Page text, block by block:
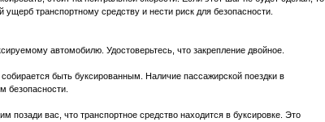
транспортному средству и нести риск для безопасности.
автомобилю. Удостоверьтесь, что закрепление двойное.
быть буксированным. Наличие пассажирской поездки в
безопасности.
позади вас, что транспортное средство находится в буксировке. Это